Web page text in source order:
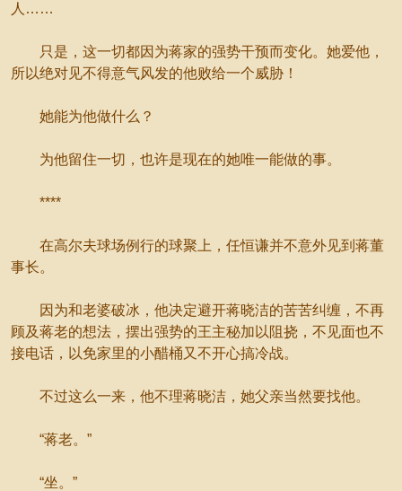
人……
只是，这一切都因为蒋家的强势干预而变化。她爱他，
所以绝对见不得意气风发的他败给一个威胁！
她能为他做什么？
为他留住一切，也许是现在的她唯一能做的事。
****
在高尔夫球场例行的球聚上，任恒谦并不意外见到蒋董
事长。
因为和老婆破冰，他决定避开蒋晓洁的苦苦纠缠，不再
顾及蒋老的想法，摆出强势的王主秘加以阻挠，不见面也不
接电话，以免家里的小醋桶又不开心搞冷战。
不过这么一来，他不理蒋晓洁，她父亲当然要找他。
“蒋老。”
“坐。”